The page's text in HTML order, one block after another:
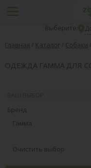
Выберите:
Главная / Каталог / Собаки
ОДЕЖДА ГАММА ДЛЯ
Бренд
Гамма
Очистить выбор